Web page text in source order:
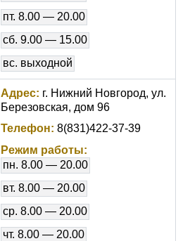
пт. 8.00 — 20.00
сб. 9.00 — 15.00
вс. выходной
Адрес: г. Нижний Новгород, ул.
Березовская, дом 96
Телефон: 8(831)422-37-39
Режим работы:
пн. 8.00 — 20.00
вт. 8.00 — 20.00
ср. 8.00 — 20.00
чт. 8.00 — 20.00